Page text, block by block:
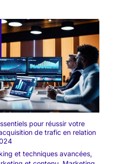
pour réussir votre
de trafic en relation
et techniques avancées,